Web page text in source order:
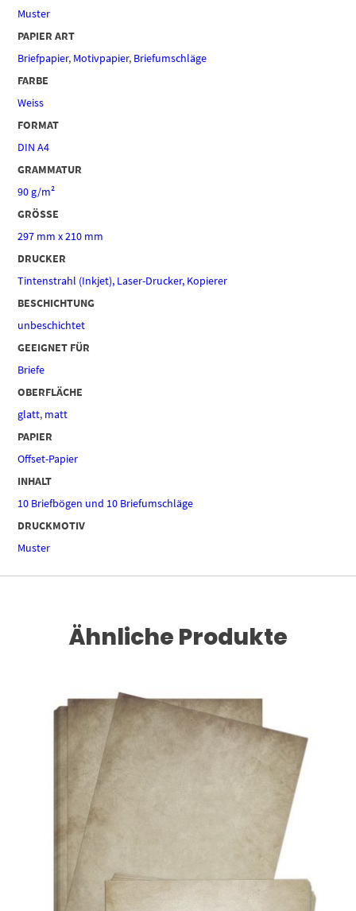
Muster
PAPIER ART
Briefpapier, Motivpapier, Briefumschläge
FARBE
Weiss
FORMAT
DIN A4
GRAMMATUR
90 g/m²
GRÖSSE
297 mm x 210 mm
DRUCKER
Tintenstrahl (Inkjet), Laser-Drucker, Kopierer
BESCHICHTUNG
unbeschichtet
GEEIGNET FÜR
Briefe
OBERFLÄCHE
glatt, matt
PAPIER
Offset-Papier
INHALT
10 Briefbögen und 10 Briefumschläge
DRUCKMOTIV
Muster
Ähnliche Produkte